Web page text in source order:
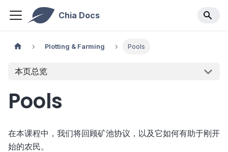
Chia Docs
Plotting & Farming Pools
本页总览
Pools
在本课程中，我们将回顾矿池协议，以及它如何有助于刚开
始的农民。